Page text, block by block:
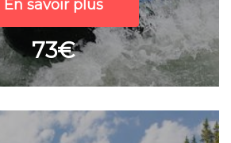
En savoir plus
73€